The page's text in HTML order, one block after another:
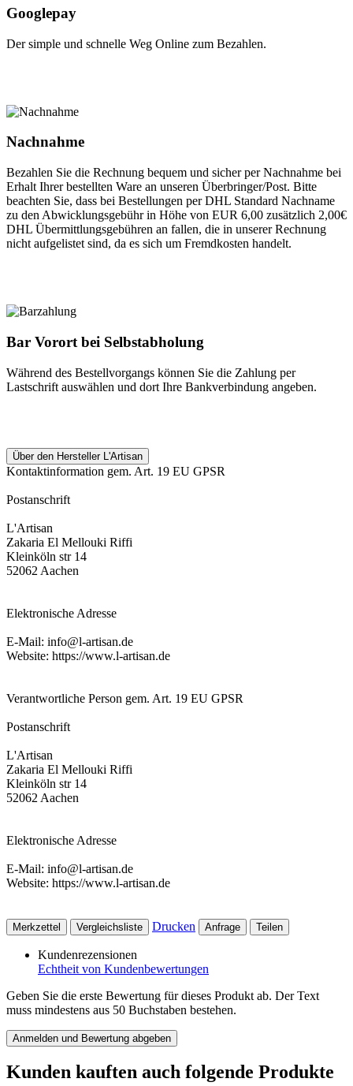
Googlepay
Der simple und schnelle Weg Online zum Bezahlen.
Nachnahme
Bezahlen Sie die Rechnung bequem und sicher per Nachnahme bei
Erhalt Ihrer bestellten Ware an unseren Überbringer/Post. Bitte
beachten Sie, dass bei Bestellungen per DHL Standard Nachname
zu den Abwicklungsgebühr in Höhe von EUR 6,00 zusätzlich 2,00€
DHL Übermittlungsgebühren an fallen, die in unserer Rechnung
nicht aufgelistet sind, da es sich um Fremdkosten handelt.
Bar Vorort bei Selbstabholung
Während des Bestellvorgangs können Sie die Zahlung per
Lastschrift auswählen und dort Ihre Bankverbindung angeben.
Über den Hersteller L'Artisan
Kontaktinformation gem. Art. 19 EU GPSR
Postanschrift
L'Artisan
Zakaria El Mellouki Riffi
Kleinköln str 14
52062 Aachen
Elektronische Adresse
E-Mail: info@l-artisan.de
Website: https://www.l-artisan.de
Verantwortliche Person gem. Art. 19 EU GPSR
Postanschrift
L'Artisan
Zakaria El Mellouki Riffi
Kleinköln str 14
52062 Aachen
Elektronische Adresse
E-Mail: info@l-artisan.de
Website: https://www.l-artisan.de
Merkzettel Vergleichsliste Drucken Anfrage Teilen
Kundenrezensionen
Echtheit von Kundenbewertungen
Geben Sie die erste Bewertung für dieses Produkt ab. Der Text
muss mindestens aus 50 Buchstaben bestehen.
Anmelden und Bewertung abgeben
Kunden kauften auch folgende Produkte